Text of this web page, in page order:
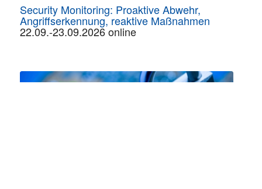
Security Monitoring: Proaktive Abwehr,
Angriffserkennung, reaktive Maßnahmen
22.09.-23.09.2026 online